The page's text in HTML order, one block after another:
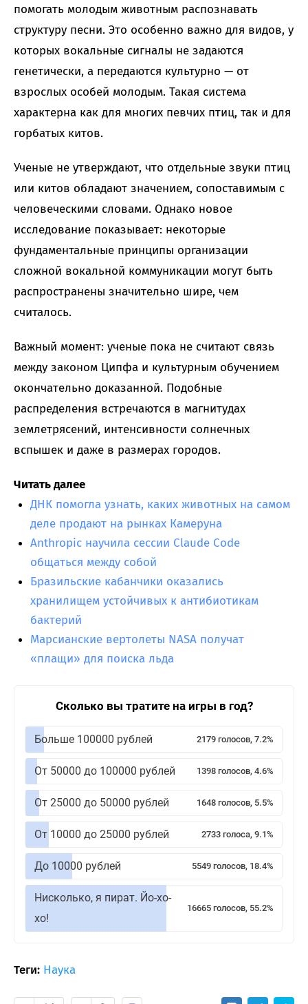
помогать молодым животным распознавать
структуру песни. Это особенно важно для видов, у
которых вокальные сигналы не задаются
генетически, а передаются культурно — от
взрослых особей молодым. Такая система
характерна как для многих певчих птиц, так и для
горбатых китов.
Ученые не утверждают, что отдельные звуки птиц
или китов обладают значением, сопоставимым с
человеческими словами. Однако новое
исследование показывает: некоторые
фундаментальные принципы организации
сложной вокальной коммуникации могут быть
распространены значительно шире, чем
считалось.
Важный момент: ученые пока не считают связь
между законом Ципфа и культурным обучением
окончательно доказанной. Подобные
распределения встречаются в магнитудах
землетрясений, интенсивности солнечных
вспышек и даже в размерах городов.
Читать далее
ДНК помогла узнать, каких животных на самом
деле продают на рынках Камеруна
Anthropic научила сессии Claude Code
общаться между собой
Бразильские кабанчики оказались
хранилищем устойчивых к антибиотикам
бактерий
Марсианские вертолеты NASA получат
«плащи» для поиска льда
Сколько вы тратите на игры в год?
Больше 100000 рублей 2179 голосов, 7.2%
От 50000 до 100000 рублей 1398 голосов, 4.6%
От 25000 до 50000 рублей 1648 голосов, 5.5%
От 10000 до 25000 рублей 2733 голоса, 9.1%
До 10000 рублей 5549 голосов, 18.4%
Нисколько, я пират. Йо-хо-
хо!
16665 голосов, 55.2%
Теги: Наука